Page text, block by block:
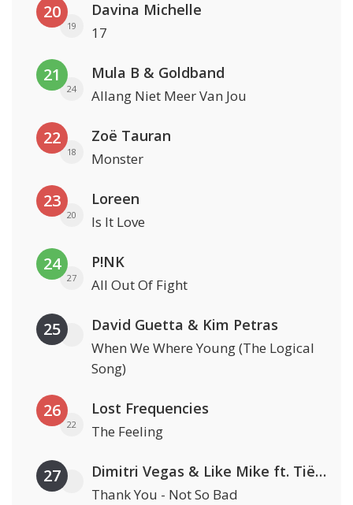
20
19
Davina Michelle
17
21
24
Mula B & Goldband
Allang Niet Meer Van Jou
22
18
Zoë Tauran
Monster
23
20
Loreen
Is It Love
24
27
P!NK
All Out Of Fight
25 David Guetta & Kim Petras
When We Where Young (The Logical
Song)
26
22
Lost Frequencies
The Feeling
27 Dimitri Vegas & Like Mike ft. Tiësto, W&W & Dido
Thank You - Not So Bad